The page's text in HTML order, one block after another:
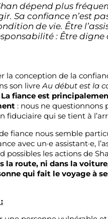
dépend plus
Sa confiance n’est
de vie. Être
: Être digne
la conception de la
son livreAu début est la
La fiance est
: nous ne questionnons
fiduciaire qui se tient à
fiance nous semble
avec un·e assistant·e,
possibles les actions de
la route, ni dans la
qui fait le voyage à